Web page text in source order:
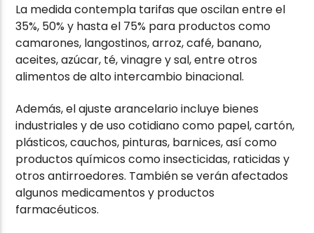
La medida contempla tarifas que oscilan entre el
35%, 50% y hasta el 75% para productos como
camarones, langostinos, arroz, café, banano,
aceites, azúcar, té, vinagre y sal, entre otros
alimentos de alto intercambio binacional.
Además, el ajuste arancelario incluye bienes
industriales y de uso cotidiano como papel, cartón,
plásticos, cauchos, pinturas, barnices, así como
productos químicos como insecticidas, raticidas y
otros antirroedores. También se verán afectados
algunos medicamentos y productos
farmacéuticos.